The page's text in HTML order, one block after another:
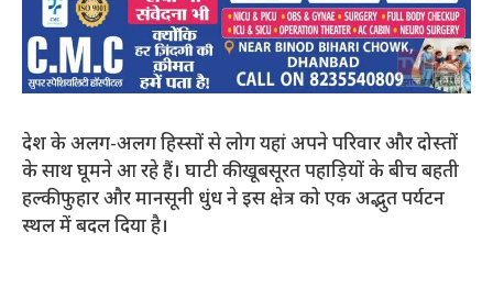
देश के अलग-अलग हिस्सों से लोग यहां अपने परिवार और दोस्तों
के साथ घूमने आ रहे हैं। घाटी की खूबसूरत पहाड़ियों के बीच बहती
हल्की फुहार और मानसूनी धुंध ने इस क्षेत्र को एक अद्भुत पर्यटन
स्थल में बदल दिया है।